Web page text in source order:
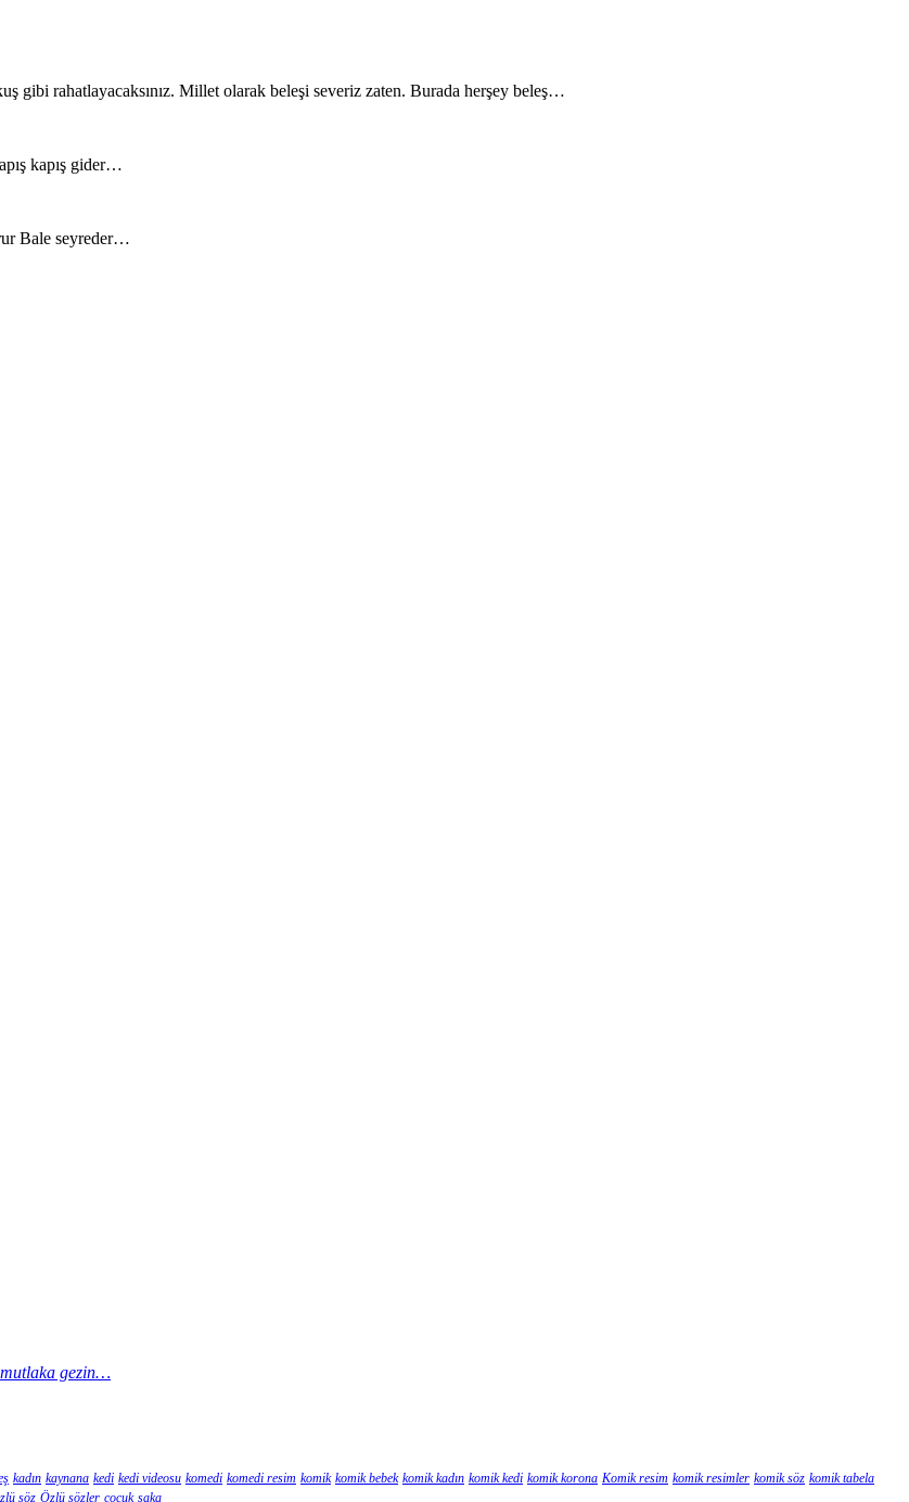
gibi rahatlayacaksınız. Millet olarak beleşi severiz zaten. Burada herşey beleş…
kapış gider…
Bale seyreder…
gezin…
kadın kaynana kedi kedi videosu komedi komedi resim komik komik bebek komik kadın komik kedi komik korona Komik resim komik resimler komik söz komik tabela
söz Özlü sözler çocuk şaka